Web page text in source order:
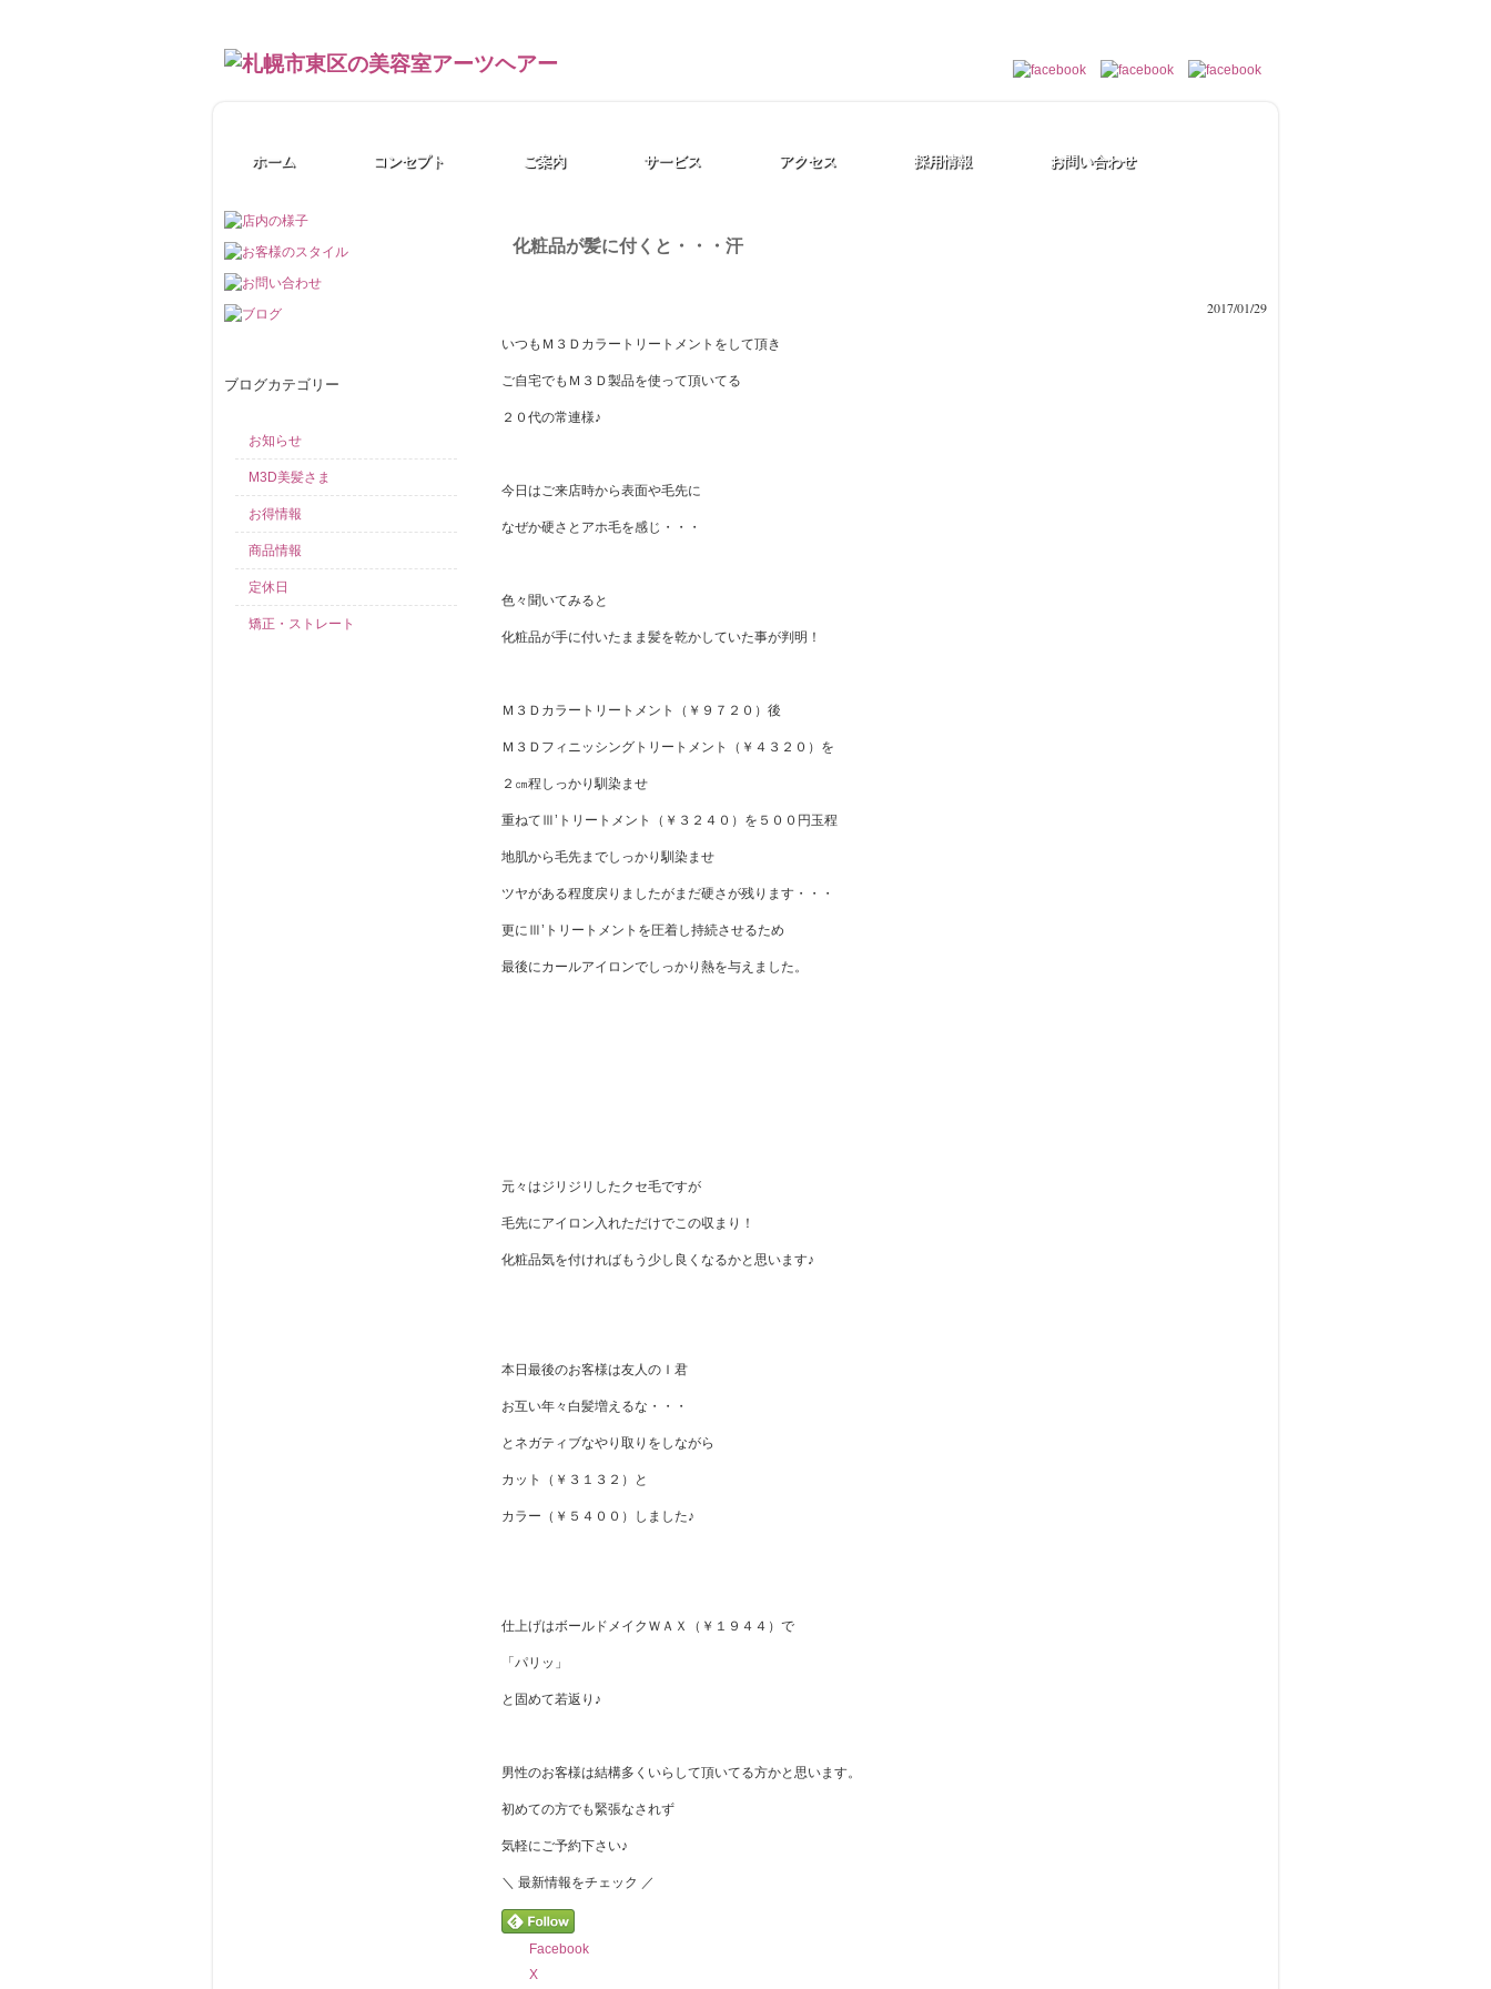
ホーム コンセプト ご案内 サービス アクセス 採用情報 お問い合わせ
化粧品が髪に付くと・・・汗
2017/01/29
いつもＭ３Ｄカラートリートメントをして頂き
ご自宅でもＭ３Ｄ製品を使って頂いてる
２０代の常連様♪
今日はご来店時から表面や毛先に
なぜか硬さとアホ毛を感じ・・・
色々聞いてみると
化粧品が手に付いたまま髪を乾かしていた事が判明！
Ｍ３Ｄカラートリートメント（￥９７２０）後
Ｍ３Ｄフィニッシングトリートメント（￥４３２０）を
２㎝程しっかり馴染ませ
重ねてⅢ’トリートメント（￥３２４０）を５００円玉程
地肌から毛先までしっかり馴染ませ
ツヤがある程度戻りましたがまだ硬さが残ります・・・
更にⅢ’トリートメントを圧着し持続させるため
最後にカールアイロンでしっかり熱を与えました。
元々はジリジリしたクセ毛ですが
毛先にアイロン入れただけでこの収まり！
化粧品気を付ければもう少し良くなるかと思います♪
本日最後のお客様は友人のＩ君
お互い年々白髪増えるな・・・
とネガティブなやり取りをしながら
カット（￥３１３２）と
カラー（￥５４００）しました♪
仕上げはボールドメイクＷＡＸ（￥１９４４）で
「パリッ」
と固めて若返り♪
男性のお客様は結構多くいらして頂いてる方かと思います。
初めての方でも緊張なされず
気軽にご予約下さい♪
＼ 最新情報をチェック ／
Facebook
X
ブログカテゴリー
お知らせ
M3D美髪さま
お得情報
商品情報
定休日
矯正・ストレート